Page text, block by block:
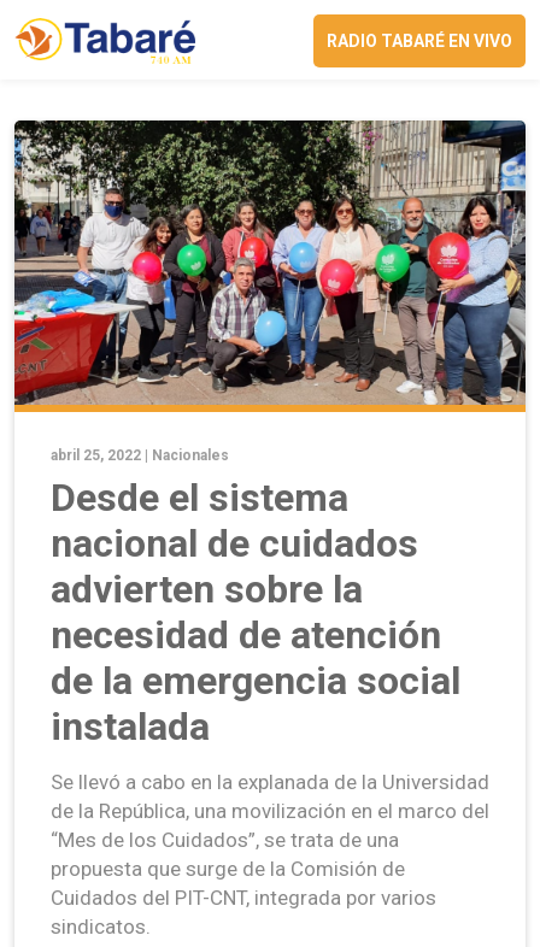
RADIO TABARÉ EN VIVO
abril 25, 2022 | Nacionales
Desde el sistema
nacional de cuidados
advierten sobre la
necesidad de atención
de la emergencia social
instalada
Se llevó a cabo en la explanada de la Universidad
de la República, una movilización en el marco del
“Mes de los Cuidados”, se trata de una
propuesta que surge de la Comisión de
Cuidados del PIT-CNT, integrada por varios
sindicatos.